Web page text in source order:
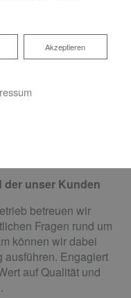
der unser Kunden
betreuen wir
Fragen rund um
können wir dabei
ausführen. Engagiert
auf Qualität und
Akzeptieren